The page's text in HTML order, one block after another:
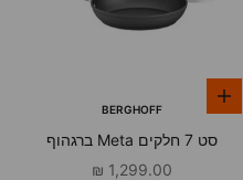
הוספה לסלBERGHOFF
סט 7 חלקים Meta ברגהוף
מחיר מבצע
1,299.00 ₪